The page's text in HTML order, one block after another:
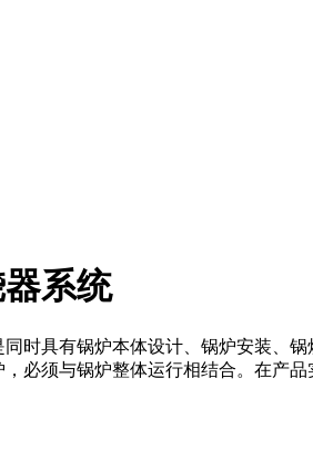
系统
时具有锅炉本体设计、锅炉安装、
必须与锅炉整体运行相结合。在产